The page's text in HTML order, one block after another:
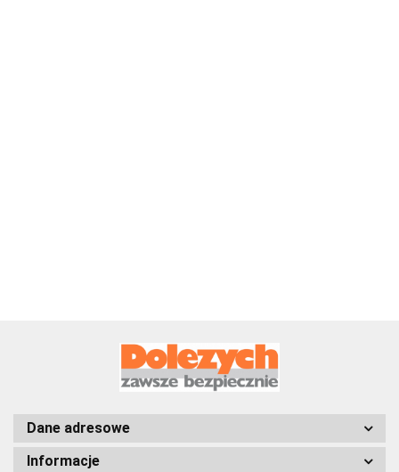
Dane adresowe
Informacje